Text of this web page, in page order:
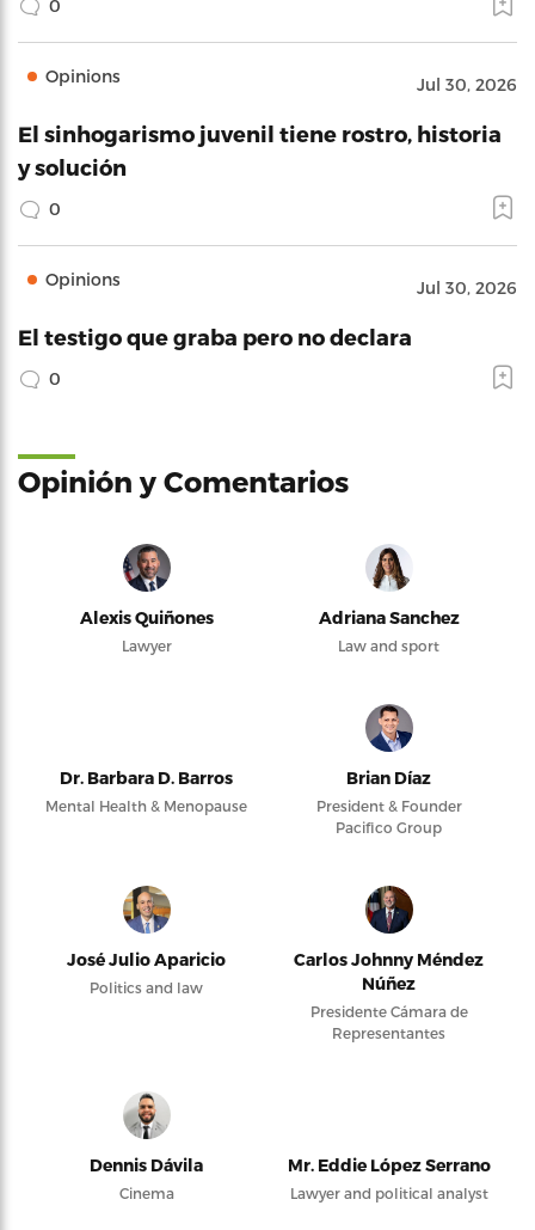
0
Opinions Jul 30, 2026
El sinhogarismo juvenil tiene rostro, historia
y solución
0
Opinions Jul 30, 2026
El testigo que graba pero no declara
0
Opinión y Comentarios
Alexis Quiñones
Lawyer
Adriana Sanchez
Law and sport
Dr. Barbara D. Barros
Mental Health & Menopause
Brian Díaz
President & Founder
Pacifico Group
José Julio Aparicio
Politics and law
Carlos Johnny Méndez
Núñez
Presidente Cámara de
Representantes
Dennis Dávila
Cinema
Mr. Eddie López Serrano
Lawyer and political analyst